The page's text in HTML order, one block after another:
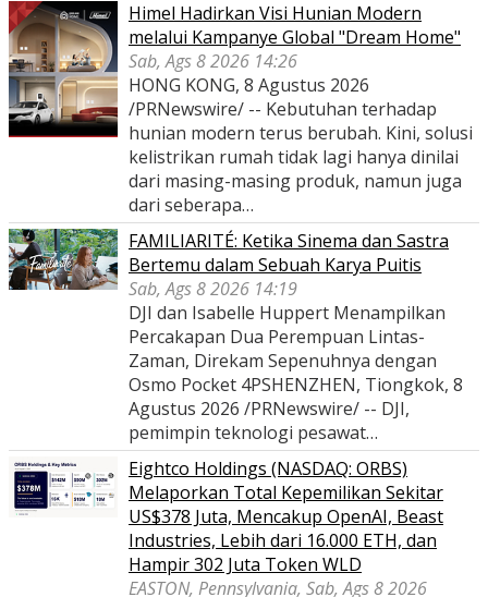
Himel Hadirkan Visi Hunian Modern
melalui Kampanye Global "Dream Home"
Sab, Ags 8 2026 14:26
HONG KONG, 8 Agustus 2026
/PRNewswire/ -- Kebutuhan terhadap
hunian modern terus berubah. Kini, solusi
kelistrikan rumah tidak lagi hanya dinilai
dari masing-masing produk, namun juga
dari seberapa…
FAMILIARITÉ: Ketika Sinema dan Sastra
Bertemu dalam Sebuah Karya Puitis
Sab, Ags 8 2026 14:19
DJI dan Isabelle Huppert Menampilkan
Percakapan Dua Perempuan Lintas-
Zaman, Direkam Sepenuhnya dengan
Osmo Pocket 4PSHENZHEN, Tiongkok, 8
Agustus 2026 /PRNewswire/ -- DJI,
pemimpin teknologi pesawat…
Eightco Holdings (NASDAQ: ORBS)
Melaporkan Total Kepemilikan Sekitar
US$378 Juta, Mencakup OpenAI, Beast
Industries, Lebih dari 16.000 ETH, dan
Hampir 302 Juta Token WLD
EASTON, Pennsylvania, Sab, Ags 8 2026